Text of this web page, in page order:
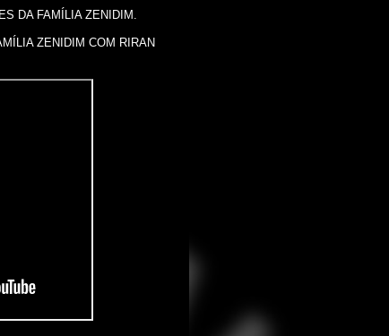
DA FAMÍLIA ZENIDIM.
ZENIDIM COM RIRAN